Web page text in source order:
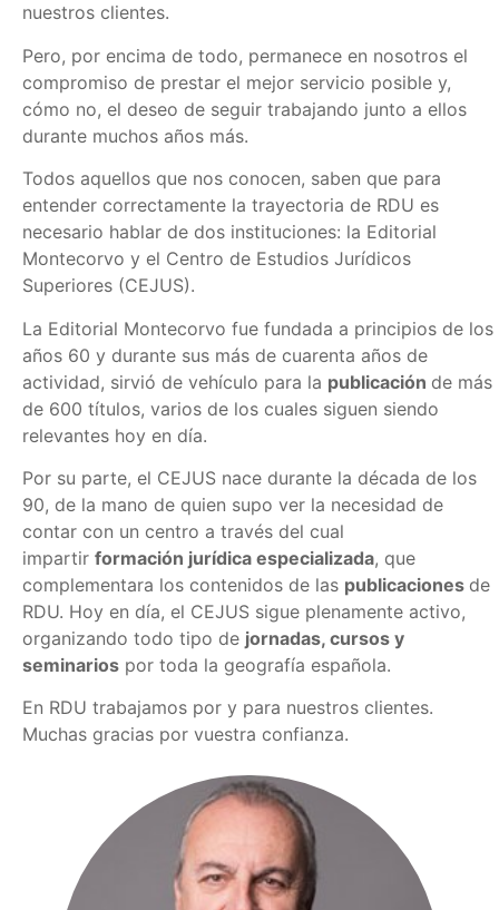
nuestros clientes.
Pero, por encima de todo, permanece en nosotros el
compromiso de prestar el mejor servicio posible y,
cómo no, el deseo de seguir trabajando junto a ellos
durante muchos años más.
Todos aquellos que nos conocen, saben que para
entender correctamente la trayectoria de RDU es
necesario hablar de dos instituciones: la Editorial
Montecorvo y el Centro de Estudios Jurídicos
Superiores (CEJUS).
La Editorial Montecorvo fue fundada a principios de los
años 60 y durante sus más de cuarenta años de
actividad, sirvió de vehículo para la publicación de más
de 600 títulos, varios de los cuales siguen siendo
relevantes hoy en día.
Por su parte, el CEJUS nace durante la década de los
90, de la mano de quien supo ver la necesidad de
contar con un centro a través del cual
impartir formación jurídica especializada, que
complementara los contenidos de las publicaciones de
RDU. Hoy en día, el CEJUS sigue plenamente activo,
organizando todo tipo de jornadas, cursos y
seminarios por toda la geografía española.
En RDU trabajamos por y para nuestros clientes.
Muchas gracias por vuestra confianza.